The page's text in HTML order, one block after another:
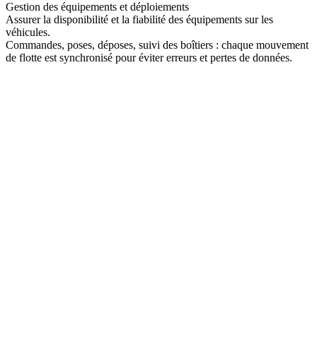
Gestion des équipements et déploiements
Assurer la disponibilité et la fiabilité des équipements sur les
véhicules.
Commandes, poses, déposes, suivi des boîtiers : chaque mouvement
de flotte est synchronisé pour éviter erreurs et pertes de données.